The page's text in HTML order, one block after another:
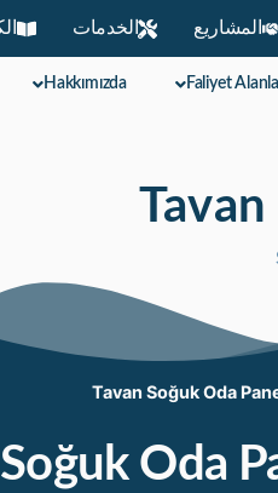
المشاريع الخدمات
Faliyet
Hakkımızda
Tavan
Tavan Soğuk Oda
Oda